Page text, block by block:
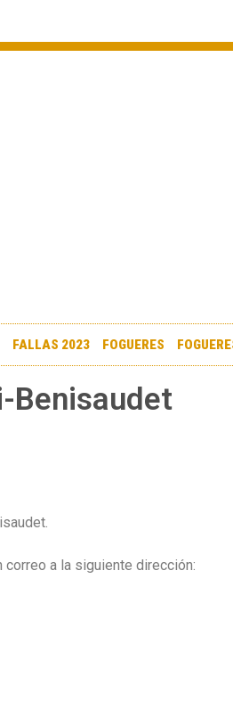
FALLAS 2023 FOGUERES
Benisaudet
a la siguiente dirección: